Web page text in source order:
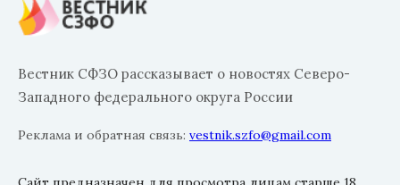
Вестник СФЗО рассказывает о новостях Северо-
Западного федерального округа России
Реклама и обратная связь: vestnik.szfo@gmail.com